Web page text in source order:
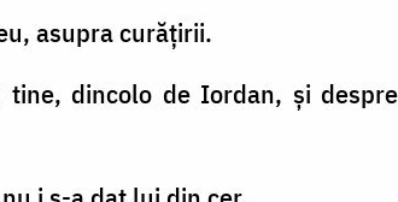
asupra curăţirii.
dincolo de Iordan, şi